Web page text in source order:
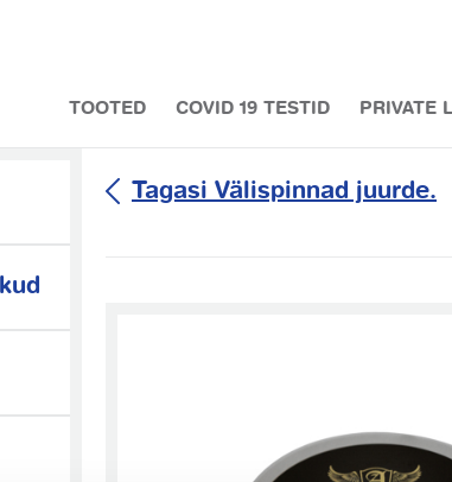
TOOTED COVID 19 TESTID PRIVATE
Tagasi Välispinnad juurde.